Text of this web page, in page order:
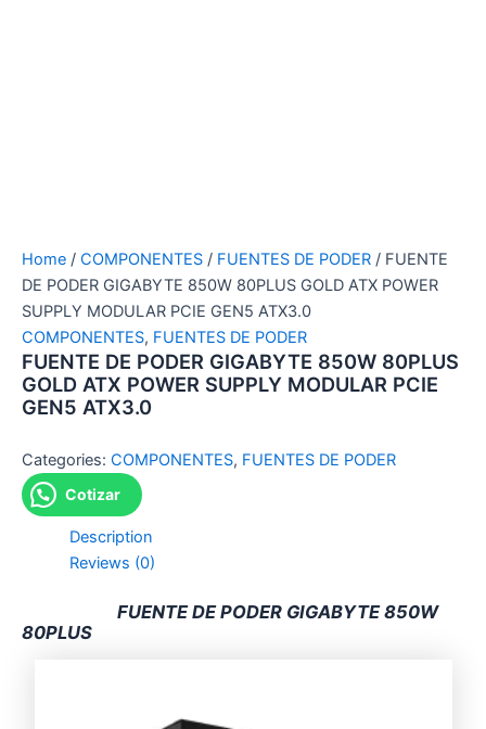
Home / COMPONENTES / FUENTES DE PODER / FUENTE
DE PODER GIGABYTE 850W 80PLUS GOLD ATX POWER
SUPPLY MODULAR PCIE GEN5 ATX3.0
COMPONENTES, FUENTES DE PODER
FUENTE DE PODER GIGABYTE 850W 80PLUS
GOLD ATX POWER SUPPLY MODULAR PCIE
GEN5 ATX3.0
Categories: COMPONENTES, FUENTES DE PODER
Cotizar
Description
Reviews (0)
FUENTE DE PODER GIGABYTE 850W
80PLUS